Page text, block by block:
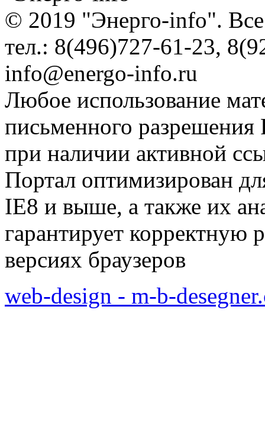
© 2019 "Энерго-info".
тел.: 8(496)727-61-23,
info@energo-info.ru
Любое использование
письменного разрешения
при наличии активной
Портал оптимизирован
IE8 и выше, а также их
гарантирует корректную
версиях браузеров
web-design - m-b-